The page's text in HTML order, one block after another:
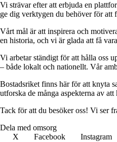
Vi strävar efter att erbjuda en
ge dig verktygen du behöver för att
Vårt mål är att inspirera och
en historia, och vi är glada att få
Vi arbetar ständigt för att hålla oss
– både lokalt och nationellt. Vår
Bostadsriket finns här för att knyta
utforska de många aspekterna av
Tack för att du besöker oss! Vi ser
Dela med omsorg
X
Facebook Instagram